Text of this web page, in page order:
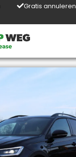
Gratis annuleren